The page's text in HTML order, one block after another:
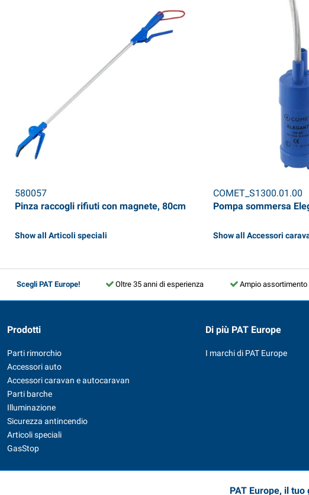
580057
Pinza raccogli rifiuti con magnete, 80cm
Show all Articoli speciali
COMET_S1300.01.00
Pompa sommersa
Show all Accessori
Scegli PAT Europe! Oltre 35 anni di esperienza Ampio assortimento
Prodotti
Parti rimorchio
Accessori auto
Accessori caravan e autocaravan
Parti barche
Illuminazione
Sicurezza antincendio
Articoli speciali
GasStop
Di più PAT Europe
I marchi di PAT Europe
PAT Europe, il